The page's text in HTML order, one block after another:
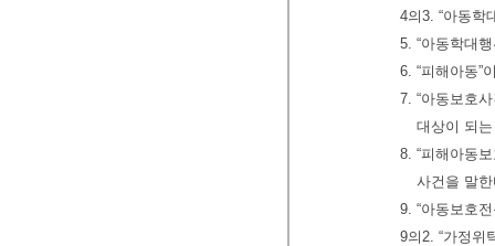
4의3. “아동학
5. “아동학대
6. “피해아동”
7. “아동보호
대상이 되
8. “피해아동
사건을 말
9. “아동보호
9의2. “가정위